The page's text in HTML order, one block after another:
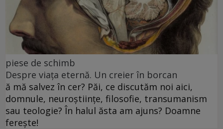
piese de schimb
Despre viața eternă. Un creier în borcan
ă mă salvez în cer? Păi, ce discutăm noi aici,
domnule, neuroștiințe, filosofie, transumanism
sau teologie? În halul ăsta am ajuns? Doamne
ferește!